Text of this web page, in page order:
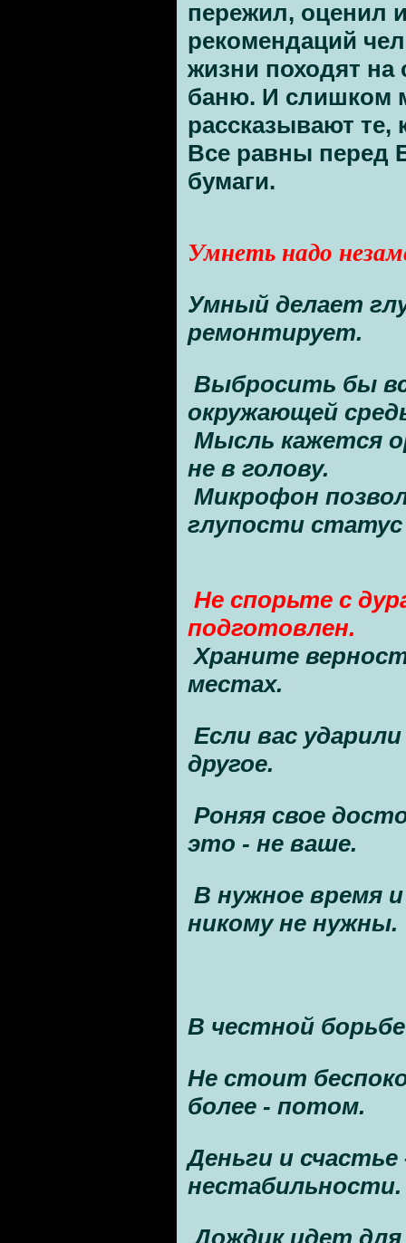
пережил, оценил
рекомендаций
жизни походят на
баню. И слишком
рассказывают те,
Все равны перед
бумаги.
Умнеть надо
Умный делает
ремонтирует.
Выбросить бы
окружающей
Мысль кажется
не в голову.
Микрофон
глупости
Не спорьте с
подготовлен.
Храните
местах.
Если вас
другое.
Роняя свое
это - не ваше.
В нужное время
никому не нужны.
В честной
Не стоит
более - потом.
Деньги и счастье
Дождик идет